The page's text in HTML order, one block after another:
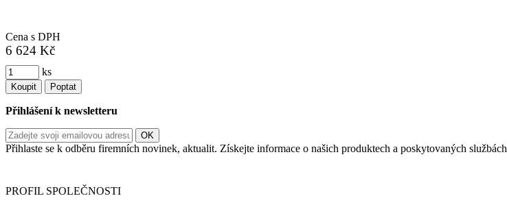
Cena s DPH
6 624 Kč
ks
Koupit Poptat
Přihlášení k newsletteru
Přihlaste se k odběru firemních novinek, aktualit. Získejte informace o našich produktech a poskytovaných službách
PROFIL SPOLEČNOSTI